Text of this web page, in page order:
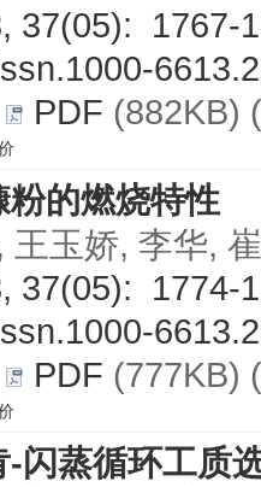
37(05): 1767-
PDF (882KB) (
的燃烧特性
王玉娇, 李华,
37(05): 1774-
PDF (777KB) (
闪蒸循环工质